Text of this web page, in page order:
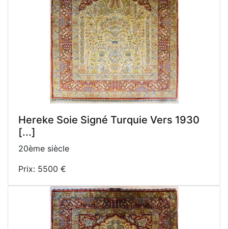
Hereke Soie Signé Turquie Vers 1930
[...]
20ème siècle
Prix: 5500 €